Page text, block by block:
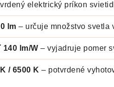
elektrický príkon
lm – určuje množstvo svetla
lm/W – vyjadruje pomer
/ 6500 K – potvrdené